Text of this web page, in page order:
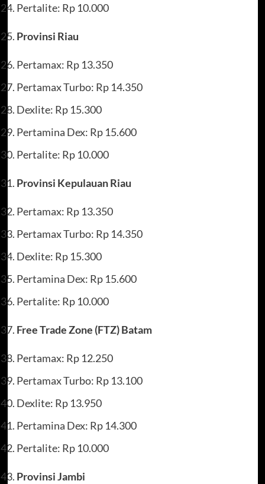
Pertalite: Rp 10.000
Provinsi Riau
Pertamax: Rp 13.350
Pertamax Turbo: Rp 14.350
Dexlite: Rp 15.300
Pertamina Dex: Rp 15.600
Pertalite: Rp 10.000
Provinsi Kepulauan Riau
Pertamax: Rp 13.350
Pertamax Turbo: Rp 14.350
Dexlite: Rp 15.300
Pertamina Dex: Rp 15.600
Pertalite: Rp 10.000
Free Trade Zone (FTZ) Batam
Pertamax: Rp 12.250
Pertamax Turbo: Rp 13.100
Dexlite: Rp 13.950
Pertamina Dex: Rp 14.300
Pertalite: Rp 10.000
Provinsi Jambi